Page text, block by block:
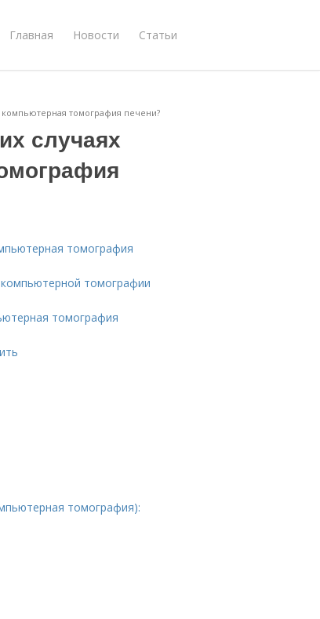
Главная Новости Статьи
компьютерная томография печени?
случаях
томография
компьютерной томографии
томография
томография):